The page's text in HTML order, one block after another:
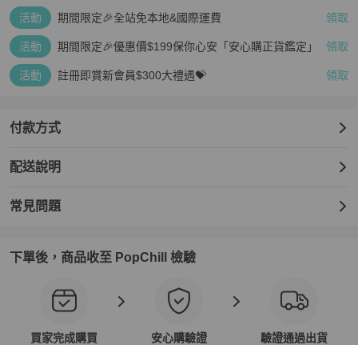
活動 期間限定🎉全站免本地&國際運費 領取
活動 期間限定🎉優惠價$199保你心安「安心購正貨鑑定」 領取
活動 註冊即賞新會員$300大禮遇💝 領取
付款方式
配送說明
常見問題
下單後，商品收至 PopChill 檢驗
買家完成購買 安心購驗證 驗證通過出貨